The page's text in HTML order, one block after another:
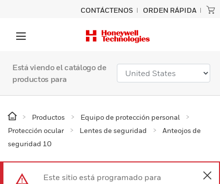
CONTÁCTENOS ORDEN RÁPIDA
Está viendo el catálogo de
productos para
Productos
Equipo de protección personal
Protección ocular
Lentes de seguridad
Anteojos de
seguridad 10
Este sitio está programado para